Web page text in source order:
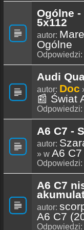
Ogólne
5x112
autor:
Ogólne
Odpowiedzi:
Audi
autor: Doc
📰 Świat
Odpowiedzi:
A6 C7 -
autor:
» w A6
Odpowiedzi:
A6 C7
autor:
A6 C7
Odpowiedzi: